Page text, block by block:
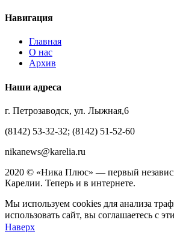
Навигация
Главная
О нас
Архив
Наши адреса
г. Петрозаводск, ул. Лыжная,6
(8142) 53-32-32; (8142) 51-52-60
nikanews@karelia.ru
2020 © «Ника Плюс» — первый
Карелии. Теперь и в интернете.
Мы используем cookies для анализа
использовать сайт, вы соглашаетесь с
Наверх